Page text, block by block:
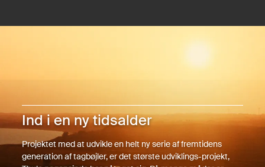
Ind i en ny tidsalder
Projektet med at udvikle en helt ny serie af fremtidens
generation af tagbøjler, er det største udviklings-projekt,